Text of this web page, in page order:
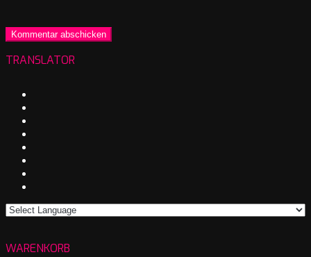
TRANSLATOR
WARENKORB